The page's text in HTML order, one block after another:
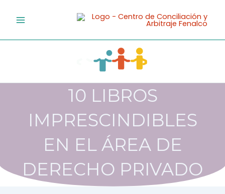
10 LIBROS
IMPRESCINDIBLES
EN EL ÁREA DE
DERECHO PRIVADO